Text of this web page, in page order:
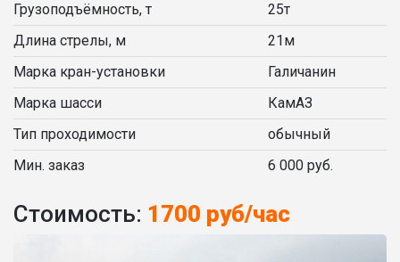
Грузоподъёмность, т
25т
Длина стрелы, м
21м
Марка кран-установки
Галичанин
Марка шасси
КамАЗ
Тип проходимости
обычный
Мин. заказ
6 000 руб.
Стоимость: 1700 руб/час